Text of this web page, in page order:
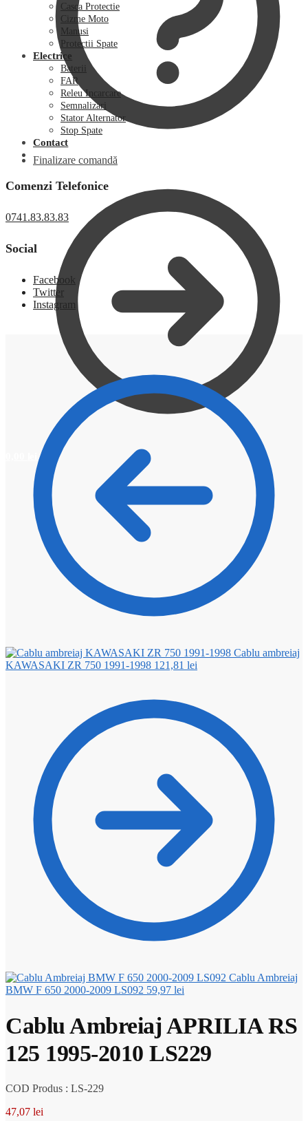
Finalizare comandă
0
Casca Protectie
Cizme Moto
Manusi
Protectii Spate
Electrice
Baterii
FAR
Releu Incarcare
Semnalizari
Stator Alternator
Stop Spate
Contact
Comenzi Telefonice
0741.83.83.83
Social
Facebook
Twitter
Instagram
Cablu ambreiaj
KAWASAKI ZR 750 1991-1998 121,81 lei
Cablu Ambreiaj
BMW F 650 2000-2009 LS092 59,97 lei
Cablu Ambreiaj APRILIA RS
125 1995-2010 LS229
COD Produs : LS-229
47,07 lei